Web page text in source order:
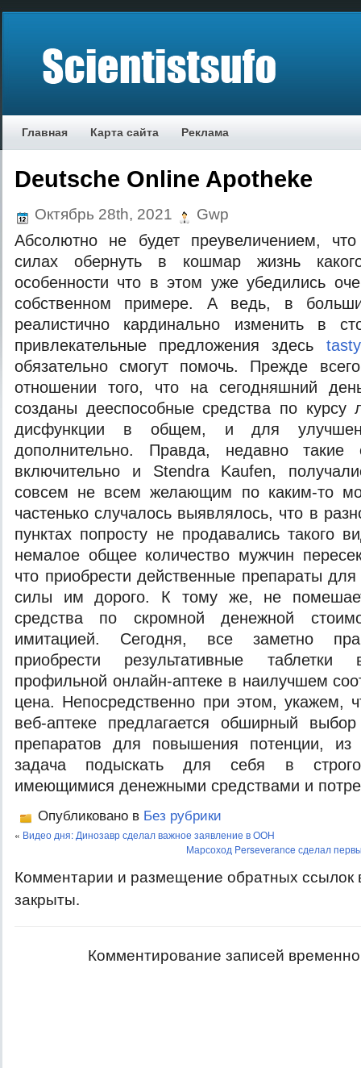
Главная Карта сайта Реклама
Deutsche Online Apotheke
Октябрь 28th, 2021 Gwp
Абсолютно не будет преувеличением,
силах обернуть в кошмар жизнь
особенности что в этом уже убедились
собственном примере. А ведь, в
реалистично кардинально изменить в
привлекательные предложения здесь
обязательно смогут помочь. Прежде
отношении того, что на сегодняшний
созданы дееспособные средства по курсу
дисфункции в общем, и для
дополнительно. Правда, недавно такие
включительно и Stendra Kaufen,
совсем не всем желающим по каким-то
частенько случалось выявлялось, что в
пунктах попросту не продавались такого
немалое общее количество мужчин
что приобрести действенные препараты
силы им дорого. К тому же, не
средства по скромной денежной
имитацией. Сегодня, все заметно
приобрести результативные
профильной онлайн-аптеке в наилучшем
цена. Непосредственно при этом, укажем,
веб-аптеке предлагается обширный
препаратов для повышения потенции,
задача подыскать для себя в
имеющимися денежными средствами и
Опубликовано в Без рубрики
« Видео дня: Динозавр сделал важное заявление в ООН
Марсоход Perseverance сделал
Комментарии и размещение обратных ссылок
закрыты.
Комментирование записей